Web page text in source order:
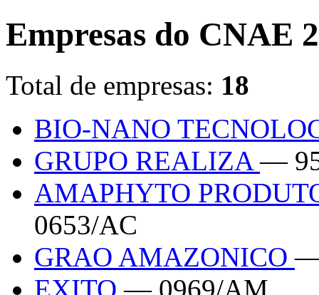
Empresas do CNAE
Total de empresas: 18
BIO-NANO
GRUPO REALIZA—
AMAPHYTO
0653/AC
GRAO AMAZONICO—
EXITO— 0969/AM